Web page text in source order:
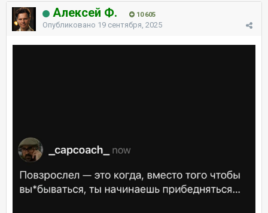
Алексей Ф. 10 605
Опубликовано 19 сентября, 2025